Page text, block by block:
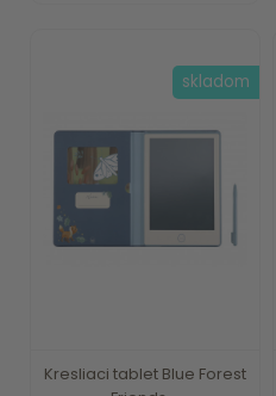
Kresliaci tablet Blue Forest
skladom